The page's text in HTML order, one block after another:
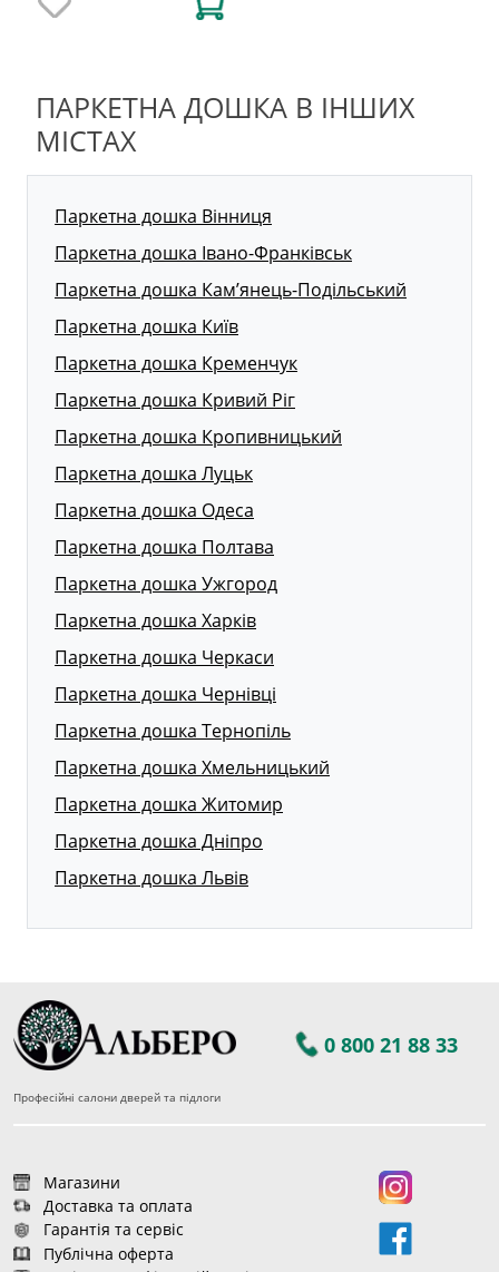
ПАРКЕТНА ДОШКА В ІНШИХ
МІСТАХ
Паркетна дошка Вінниця
Паркетна дошка Івано-Франківськ
Паркетна дошка Кам’янець-Подільський
Паркетна дошка Київ
Паркетна дошка Кременчук
Паркетна дошка Кривий Ріг
Паркетна дошка Кропивницький
Паркетна дошка Луцьк
Паркетна дошка Одеса
Паркетна дошка Полтава
Паркетна дошка Ужгород
Паркетна дошка Харків
Паркетна дошка Черкаси
Паркетна дошка Чернівці
Паркетна дошка Тернопіль
Паркетна дошка Хмельницький
Паркетна дошка Житомир
Паркетна дошка Дніпро
Паркетна дошка Львів
0 800 21 88 33
Професійні салони дверей та підлоги
Магазини
Доставка та оплата
Гарантія та сервіс
Публічна оферта